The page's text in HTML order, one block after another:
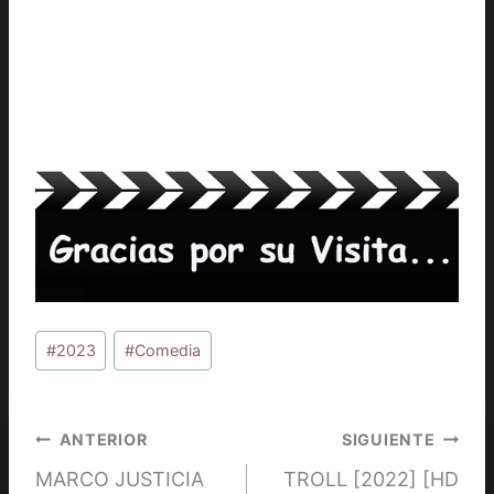
Etiquetas
de
entrada:
#2023 #Comedia
Navegación
ANTERIOR
MARCO JUSTICIA
SIGUIENTE
TROLL [2022] [HD